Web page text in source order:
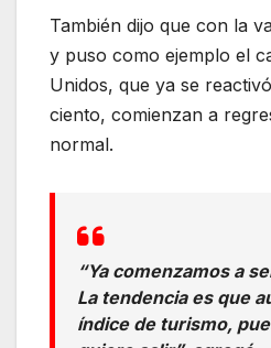
También dijo que con la
y puso como ejemplo el
Unidos, que ya se
ciento, comienzan a
normal.
“Ya comenzamos a
La tendencia es que
índice de turismo,